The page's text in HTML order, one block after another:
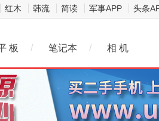
红木 韩流 简读 军事APP 头条
板 / 笔记本 / 相 机